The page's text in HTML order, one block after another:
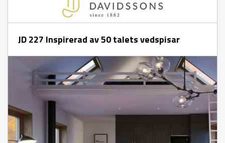
JD 227 Inspirerad av 50 talets vedspisar